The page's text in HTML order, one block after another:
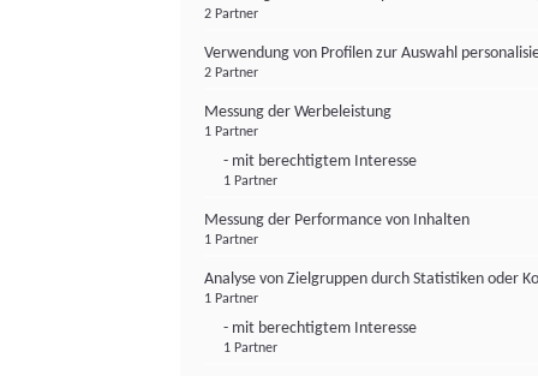
2 Partner
Verwendung von Profilen zur Auswahl
2 Partner
Messung der Werbeleistung
1 Partner
- mit berechtigtem Interesse
1 Partner
Messung der Performance von Inhalten
1 Partner
Analyse von Zielgruppen durch Statistiken oder
1 Partner
- mit berechtigtem Interesse
1 Partner